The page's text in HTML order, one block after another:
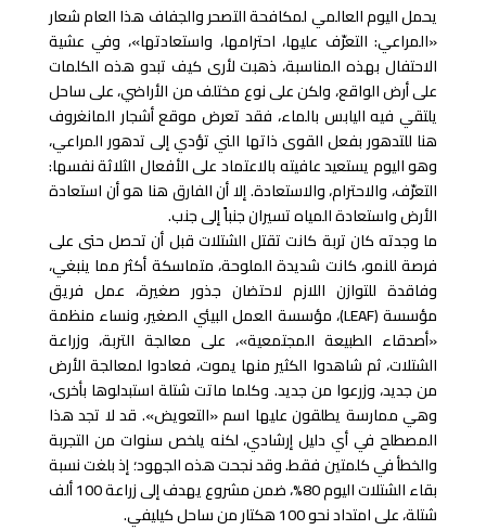
يحمل اليوم العالمي لمكافحة التصحر والجفاف هذا العام شعار
«المراعي: التعرّف عليها، احترامها، واستعادتها»، وفي عشية
الاحتفال بهذه المناسبة، ذهبت لأرى كيف تبدو هذه الكلمات
على أرض الواقع، ولكن على نوع مختلف من الأراضي، على ساحل
يلتقي فيه اليابس بالماء، فقد تعرض موقع أشجار المانغروف
هنا للتدهور بفعل القوى ذاتها التي تؤدي إلى تدهور المراعي،
وهو اليوم يستعيد عافيته بالاعتماد على الأفعال الثلاثة نفسها:
التعرّف، والاحترام، والاستعادة. إلا أن الفارق هنا هو أن استعادة
الأرض واستعادة المياه تسيران جنباً إلى جنب.
ما وجدته كان تربة كانت تقتل الشتلات قبل أن تحصل حتى على
فرصة للنمو، كانت شديدة الملوحة، متماسكة أكثر مما ينبغي،
وفاقدة للتوازن اللازم لاحتضان جذور صغيرة، عمل فريق
مؤسسة (LEAF)، مؤسسة العمل البيئي الصغير، ونساء منظمة
«أصدقاء الطبيعة المجتمعية»، على معالجة التربة، وزراعة
الشتلات، ثم شاهدوا الكثير منها يموت، فعادوا لمعالجة الأرض
من جديد، وزرعوا من جديد. وكلما ماتت شتلة استبدلوها بأخرى،
وهي ممارسة يطلقون عليها اسم «التعويض». قد لا تجد هذا
المصطلح في أي دليل إرشادي، لكنه يلخص سنوات من التجربة
والخطأ في كلمتين فقط. وقد نجحت هذه الجهود؛ إذ بلغت نسبة
بقاء الشتلات اليوم 80%، ضمن مشروع يهدف إلى زراعة 100 ألف
شتلة، على امتداد نحو 100 هكتار من ساحل كيليفي.